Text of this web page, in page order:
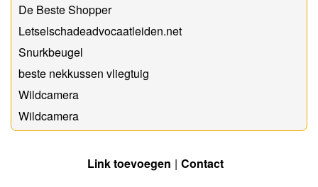
De Beste Shopper
Letselschadeadvocaatleiden.net
Snurkbeugel
beste nekkussen vliegtuig
Wildcamera
Wildcamera
Link toevoegen Contact